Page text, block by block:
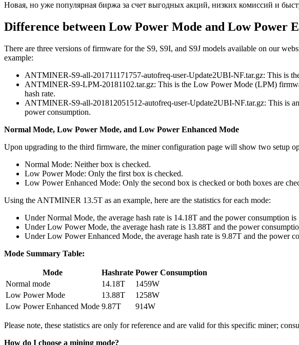
Новая, но уже популярная биржа за счет выгодных акций, низких комиссий и
Difference between Low Power Mode and Low Power
There are three versions of firmware for the S9, S9I, and S9J models available on our
example:
ANTMINER-S9-all-201711171757-autofreq-user-Update2UBI-NF.tar.gz: This is
ANTMINER-S9-LPM-20181102.tar.gz: This is the Low Power Mode (LPM)
hash rate.
ANTMINER-S9-all-201812051512-autofreq-user-Update2UBI-NF.tar.gz: This is
power consumption.
Normal Mode, Low Power Mode, and Low Power Enhanced Mode
Upon upgrading to the third firmware, the miner configuration page will show two setup
Normal Mode: Neither box is checked.
Low Power Mode: Only the first box is checked.
Low Power Enhanced Mode: Only the second box is checked or both boxes are
Using the ANTMINER 13.5T as an example, here are the statistics for each mode:
Under Normal Mode, the average hash rate is 14.18T and the power consumption is
Under Low Power Mode, the average hash rate is 13.88T and the power
Under Low Power Enhanced Mode, the average hash rate is 9.87T and the power
Mode Summary Table:
Mode Hashrate Power Consumption
Normal mode
14.18T
1459W
Low Power Mode
13.88T
1258W
Low Power Enhanced Mode 9.87T 914W
Please note, these statistics are only for reference and are valid for this specific miner;
How do I choose a mining mode?